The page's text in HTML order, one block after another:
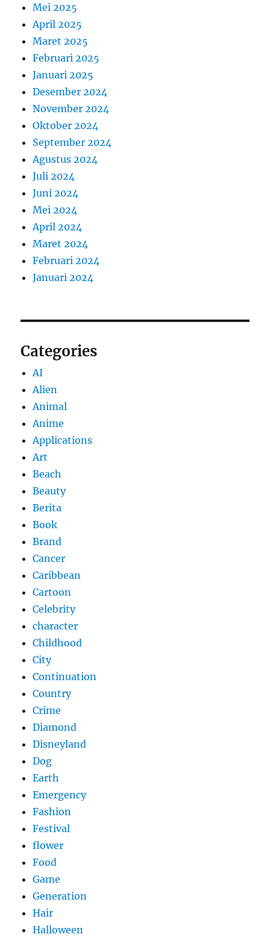
Mei 2025
April 2025
Maret 2025
Februari 2025
Januari 2025
Desember 2024
November 2024
Oktober 2024
September 2024
Agustus 2024
Juli 2024
Juni 2024
Mei 2024
April 2024
Maret 2024
Februari 2024
Januari 2024
Categories
AI
Alien
Animal
Anime
Applications
Art
Beach
Beauty
Berita
Book
Brand
Cancer
Caribbean
Cartoon
Celebrity
character
Childhood
City
Continuation
Country
Crime
Diamond
Disneyland
Dog
Earth
Emergency
Fashion
Festival
flower
Food
Game
Generation
Hair
Halloween